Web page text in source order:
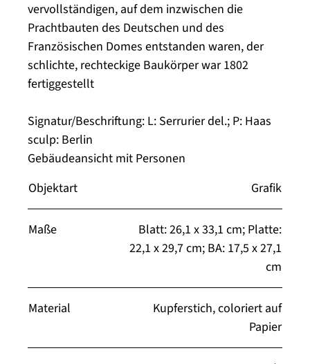
vervollständigen, auf dem inzwischen die
Prachtbauten des Deutschen und des
Französischen Domes entstanden waren, der
schlichte, rechteckige Baukörper war 1802
fertiggestellt
Signatur/Beschriftung: L: Serrurier del.; P: Haas
sculp: Berlin
Gebäudeansicht mit Personen
Objektart
Grafik
Maße
Blatt: 26,1 x 33,1 cm; Platte:
22,1 x 29,7 cm; BA: 17,5 x 27,1
cm
Material
Kupferstich, coloriert auf
Papier